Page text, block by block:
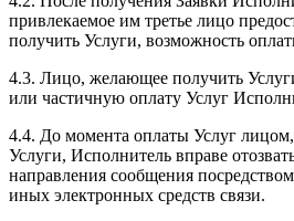
привлекаемое им третье лицо
получить Услуги, возможность
4.3. Лицо, желающее получить
или частичную оплату Услуг
4.4. До момента оплаты Услуг
Услуги, Исполнитель вправе
направления сообщения
иных электронных средств связи.